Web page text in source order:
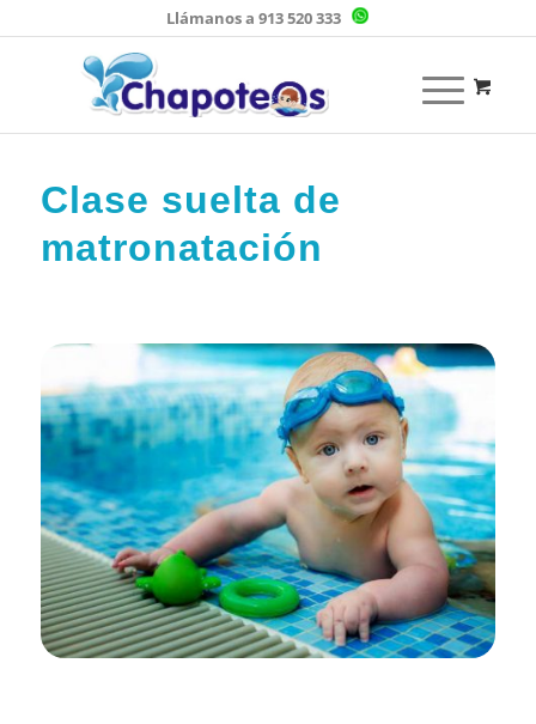
Llámanos a 913 520 333
Clase suelta de
matronatación